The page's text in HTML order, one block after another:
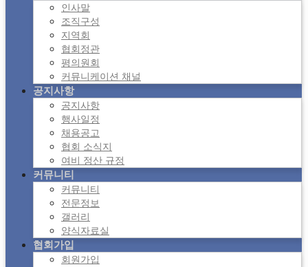
인사말
조직구성
지역회
협회정관
평의원회
커뮤니케이션 채널
공지사항
공지사항
행사일정
채용공고
협회 소식지
여비 정산 규정
커뮤니티
커뮤니티
전문정보
갤러리
양식자료실
협회가입
회원가입